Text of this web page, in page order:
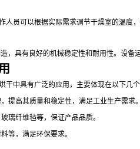
员可以根据实际需求调节干燥室的温度
，具有良好的机械稳定性和耐用性。设备
中具有广泛的应用，主要体现在以下几个
提高其质量和稳定性，满足工业生产需求。
璃纤维毡等，保证产品品质。
等，满足环保要求。